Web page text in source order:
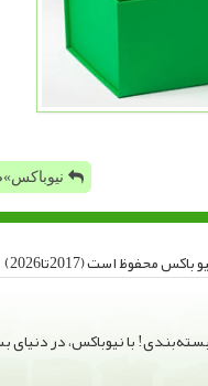
با نیوباکس، در دنیای